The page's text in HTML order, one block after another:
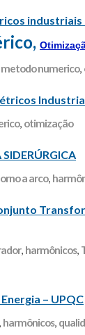
industriais
metodo numerico,
, otimização
a arco,
, harmônicos,
– UPQC
harmônicos,